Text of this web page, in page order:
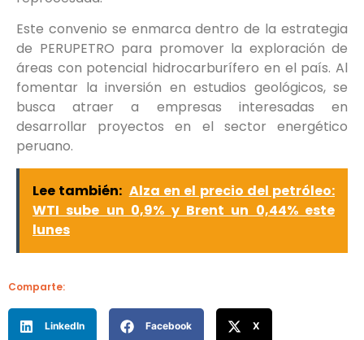
Este convenio se enmarca dentro de la estrategia
de PERUPETRO para promover la exploración de
áreas con potencial hidrocarburífero en el país. Al
fomentar la inversión en estudios geológicos, se
busca atraer a empresas interesadas en
desarrollar proyectos en el sector energético
peruano.
Lee también: Alza en el precio del petróleo:
WTI sube un 0,9% y Brent un 0,44% este
lunes
Comparte:
LinkedIn Facebook X